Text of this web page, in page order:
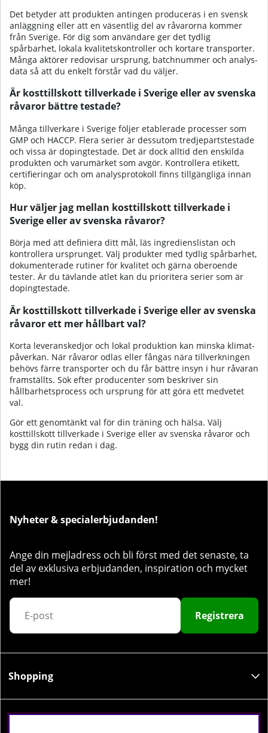
Det betyder att produkten antingen produceras i en svensk
anläggning eller att en väsentlig del av råvarorna kommer
från Sverige. För dig som användare ger det tydlig
spårbarhet, lokala kvalitets­kontroller och kortare transporter.
Många aktörer redovisar ursprung, batch­nummer och analys­
data så att du enkelt förstår vad du väljer.
Är kosttillskott tillverkade i Sverige eller av svenska
råvaror bättre testade?
Många tillverkare i Sverige följer etablerade processer som
GMP och HACCP. Flera serier är dessutom tredjeparts­testade
och vissa är doping­testade. Det är dock alltid den enskilda
produkten och varumärket som avgör. Kontrollera etikett,
certifieringar och om analys­protokoll finns tillgängliga innan
köp.
Hur väljer jag mellan kosttillskott tillverkade i
Sverige eller av svenska råvaror?
Börja med att definiera ditt mål, läs ingrediens­listan och
kontrollera ursprunget. Välj produkter med tydlig spårbarhet,
dokumenterade rutiner för kvalitet och gärna oberoende
tester. Är du tävlande atlet kan du prioritera serier som är
doping­testade.
Är kosttillskott tillverkade i Sverige eller av svenska
råvaror ett mer hållbart val?
Korta leveranskedjor och lokal produktion kan minska klimat­
påverkan. När råvaror odlas eller fångas nära tillverkningen
behövs färre transporter och du får bättre insyn i hur råvaran
framställts. Sök efter producenter som beskriver sin
hållbarhets­process och ursprung för att göra ett medvetet
val.
Gör ett genomtänkt val för din träning och hälsa. Välj
kosttillskott tillverkade i Sverige eller av svenska råvaror och
bygg din rutin redan i dag.​‌‌​​‌​‌​‌‌​​‌​​​‌‌​​‌​‌​‌‌‌​​​‌​​‌‌​‌​‌​​‌‌​‌‌‌​‌‌‌‌​​​​‌‌​‌‌‌​​‌‌‌​​​​​‌‌​​‌‌‌​‌‌​​​​‌
Nyheter & specialerbjudanden!
Ange din mejladress och bli först med det senaste, ta
del av exklusiva erbjudanden, inspiration och mycket
mer!
Registrera
Shopping